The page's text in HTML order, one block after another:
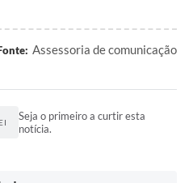
Assessoria de comunicação
Seja o primeiro a curtir esta
notícia.